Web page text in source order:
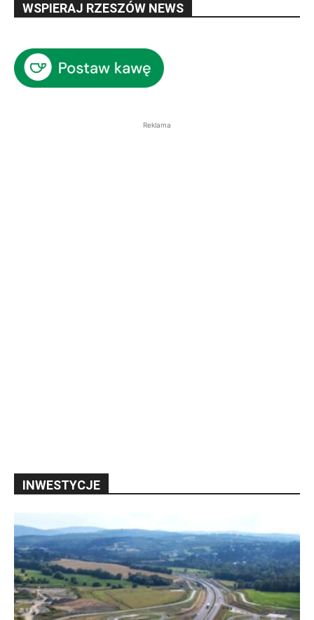
WSPIERAJ RZESZÓW NEWS
Reklama
INWESTYCJE